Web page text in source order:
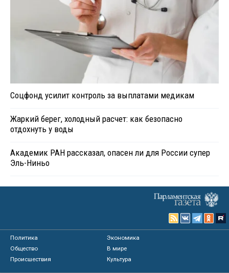
Соцфонд усилит контроль за выплатами медикам
Жаркий берег, холодный расчет: как безопасно
отдохнуть у воды
Академик РАН рассказал, опасен ли для России супер
Эль-Ниньо
Политика
Экономика
Общество
В мире
Происшествия
Культура